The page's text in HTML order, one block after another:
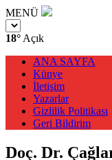
MENÜ
18° Açık
ANA SAYFA
Künye
İletişim
Yazarlar
Gizlilik Politikası
Geri Bildirim
Doç. Dr.